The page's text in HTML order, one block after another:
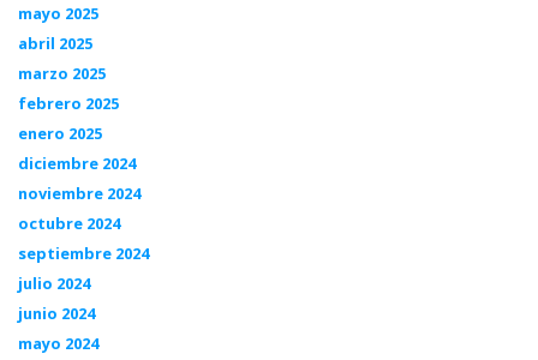
mayo 2025
abril 2025
marzo 2025
febrero 2025
enero 2025
diciembre 2024
noviembre 2024
octubre 2024
septiembre 2024
julio 2024
junio 2024
mayo 2024